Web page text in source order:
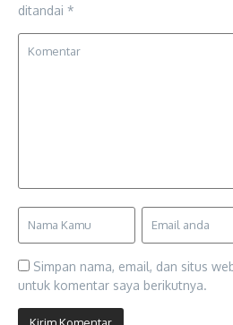
ditandai *
Simpan nama, email, dan situs
untuk komentar saya berikutnya.